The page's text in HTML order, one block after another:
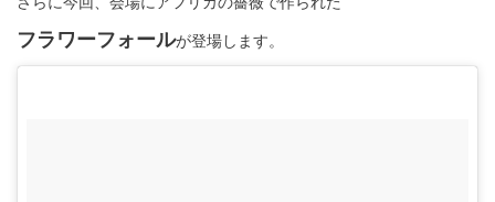
フラワーフォールが登場します。